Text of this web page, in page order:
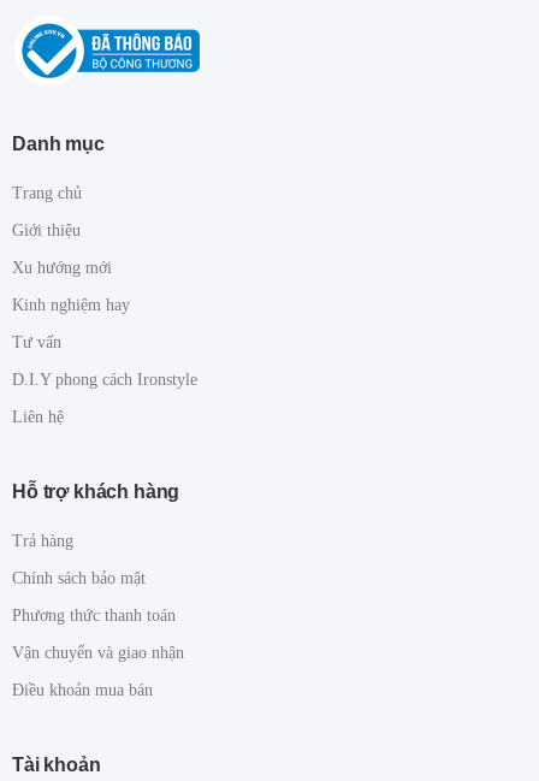
Danh mục
Trang chủ
Giới thiệu
Xu hướng mới
Kinh nghiệm hay
Tư vấn
D.I.Y phong cách Ironstyle
Liên hệ
Hỗ trợ khách hàng
Trả hàng
Chính sách bảo mật
Phương thức thanh toán
Vận chuyển và giao nhận
Điều khoản mua bán
Tài khoản